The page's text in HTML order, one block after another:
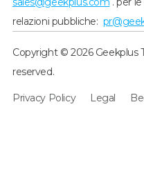
relazioni pubbliche:
Copyright © 2026 Geekplus
reserved.
Privacy Policy Legal